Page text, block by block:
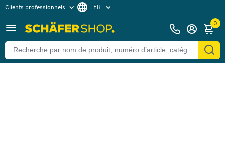
Clients professionnels
Clients particuliers
FR
0
Retour